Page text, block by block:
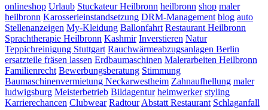
onlineshop Urlaub Stuckateur Heilbronn heilbronn shop maler
heilbronn Karosserieinstandsetzung DRM-Management blog auto
Stellenanzeigen My-Kleidung Ballonfahrt Restaurant Heilbronn
Sprachtherapie Heilbronn Kashmir Inverstieren Natur
Teppichreinigung Stuttgart Rauchwärmeabzugsanlagen Berlin
ersatzteile fräsen lassen Erdbaumaschinen Malerarbeiten Heilbronn
Familienrecht Bewerbungsberatung Stimmung
Baumaschinenvermietung Neckarwestheim Zahnaufhellung maler
ludwigsburg Meisterbetrieb Bildagentur heimwerker styling
Karrierechancen Clubwear Radtour Abstatt Restaurant Schlaganfall